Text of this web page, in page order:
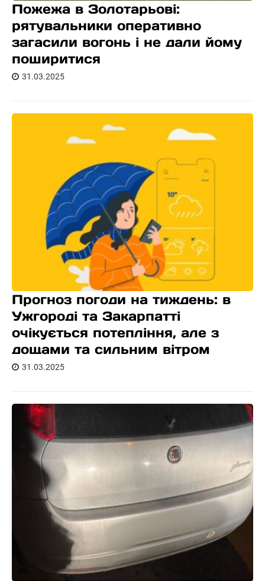
Пожежа в Золотарьові:
рятувальники оперативно
загасили вогонь і не дали йому
поширитися
31.03.2025
Прогноз погоди на тиждень: в
Ужгороді та Закарпатті
очікується потепління, але з
дощами та сильним вітром
31.03.2025